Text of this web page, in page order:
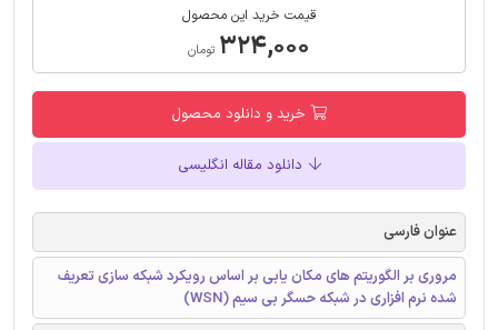
قیمت خرید این محصول
۳۲۴,۰۰۰ تومان
خرید و دانلود محصول
دانلود مقاله انگلیسی
عنوان فارسی
مروری بر الگوریتم های مکان یابی بر اساس رویکرد شبکه سازی تعریف
شده نرم افزاری در شبکه حسگر بی سیم (WSN)